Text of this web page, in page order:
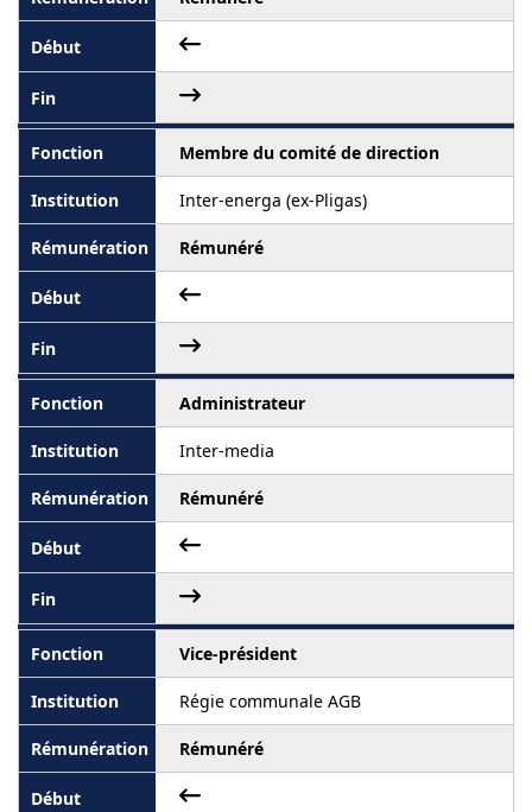
Membre du comité de direction
Inter-energa (ex-Pligas)
Rémunéré
Administrateur
Inter-media
Rémunéré
Vice-président
Régie communale AGB
Rémunéré